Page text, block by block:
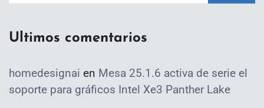
Ultimos comentarios
homedesignai en Mesa 25.1.6 activa de serie el
soporte para gráficos Intel Xe3 Panther Lake